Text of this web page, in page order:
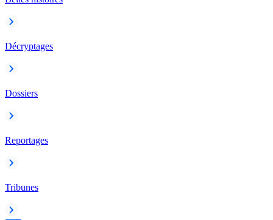
Décryptages
Dossiers
Reportages
Tribunes